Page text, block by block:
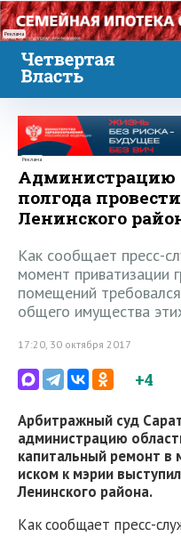
Реклама
Реклама
Администрацию
полгода
Ленинского
Как сообщает пресс-
момент приватизации
помещений
общего имущества
17:20, 30 октября 2017
+4
Арбитражный суд
администрацию
капитальный ремонт в
иском к мэрии
Ленинского района.
Как сообщает пресс-